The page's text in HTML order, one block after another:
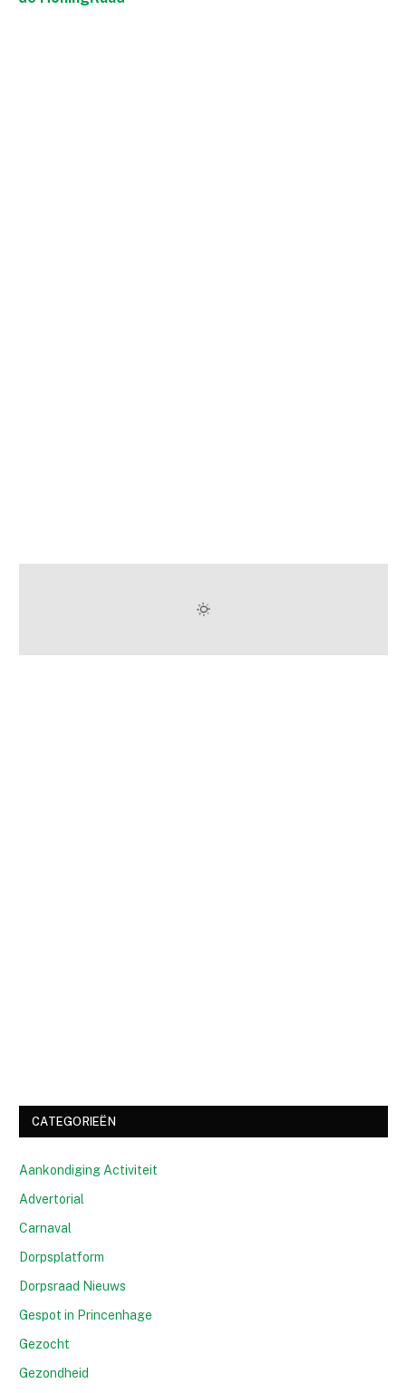
CATEGORIEËN
Aankondiging Activiteit
Advertorial
Carnaval
Dorpsplatform
Dorpsraad Nieuws
Gespot in Princenhage
Gezocht
Gezondheid